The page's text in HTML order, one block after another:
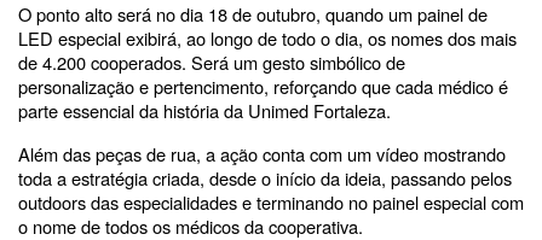
O ponto alto será no dia 18 de outubro, quando um painel de
LED especial exibirá, ao longo de todo o dia, os nomes dos mais
de 4.200 cooperados. Será um gesto simbólico de
personalização e pertencimento, reforçando que cada médico é
parte essencial da história da Unimed Fortaleza.
Além das peças de rua, a ação conta com um vídeo mostrando
toda a estratégia criada, desde o início da ideia, passando pelos
outdoors das especialidades e terminando no painel especial com
o nome de todos os médicos da cooperativa.